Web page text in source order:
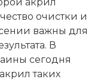
очистки и
важны для
В
сегодня
таких